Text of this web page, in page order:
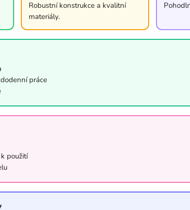
Robustní konstrukce a kvalitní
materiály.
práce
použití